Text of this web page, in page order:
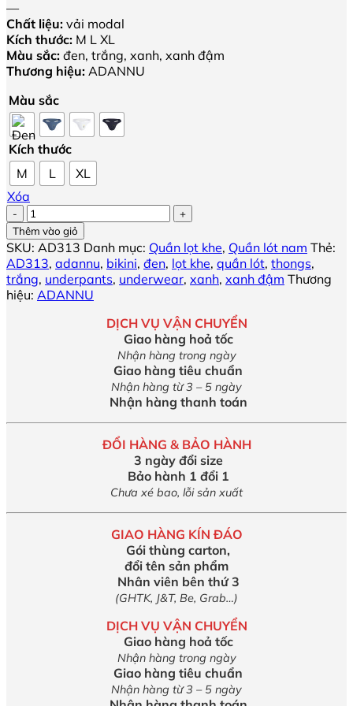
85,000₫.
—
Chất liệu: vải modal
Kích thước: M L XL
Màu sắc: đen, trắng, xanh, xanh đậm
Thương hiệu: ADANNU
Màu sắc
Kích thước
M
L
XL
Xóa
Quần
lót
bikini
lọt
khe
ADANNU
số
Thêm vào giỏ
SKU: AD313 Danh mục: Quần lọt khe, Quần lót nam Thẻ:
AD313, adannu, bikini, đen, lọt khe, quần lót, thongs,
trắng, underpants, underwear, xanh, xanh đậm Thương
hiệu: ADANNU
DỊCH VỤ VẬN CHUYỂN
Giao hàng hoả tốc
Nhận hàng trong ngày
Giao hàng tiêu chuẩn
Nhận hàng từ 3 – 5 ngày
Nhận hàng thanh toán
ĐỔI HÀNG & BẢO HÀNH
3 ngày đổi size
Bảo hành 1 đổi 1
Chưa xé bao, lỗi sản xuất
GIAO HÀNG KÍN ĐÁO
Gói thùng carton,
đổi tên sản phẩm
Nhân viên bên thứ 3
(GHTK, J&T, Be, Grab…)
DỊCH VỤ VẬN CHUYỂN
Giao hàng hoả tốc
Nhận hàng trong ngày
Giao hàng tiêu chuẩn
Nhận hàng từ 3 – 5 ngày